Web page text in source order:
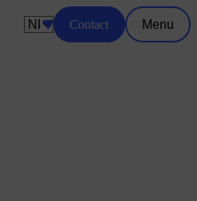
Kies een taalContact Menu